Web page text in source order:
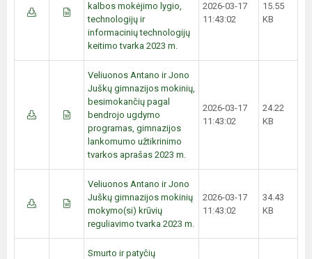
kalbos mokėjimo lygio,
technologijų ir
informacinių technologijų
keitimo tvarka 2023 m.
2026-03-17
11:43:02
15.55
KB
Veliuonos Antano ir Jono
Juškų gimnazijos mokinių,
besimokančių pagal
bendrojo ugdymo
programas, gimnazijos
lankomumo užtikrinimo
tvarkos aprašas 2023 m.
2026-03-17
11:43:02
24.22
KB
Veliuonos Antano ir Jono
Juškų gimnazijos mokinių
mokymo(si) krūvių
reguliavimo tvarka 2023 m.
2026-03-17
11:43:02
34.43
KB
Smurto ir patyčių